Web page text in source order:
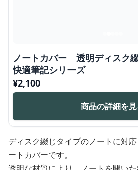
ノートカバー 透明ディスク
快適筆記シリーズ
¥2,100
商品の詳細を
ディスク綴じタイプのノートに対
ートカバーです。